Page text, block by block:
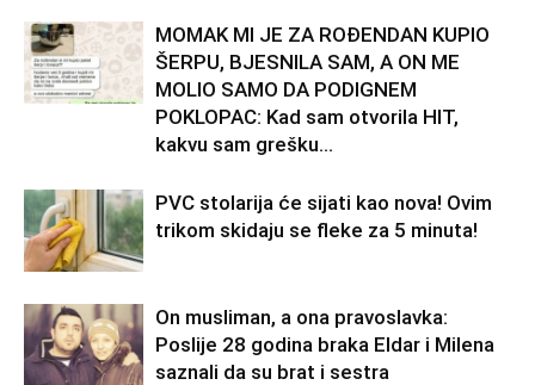
MOMAK MI JE ZA ROĐENDAN KUPIO
ŠERPU, BJESNILA SAM, A ON ME
MOLIO SAMO DA PODIGNEM
POKLOPAC: Kad sam otvorila HIT,
kakvu sam grešku...
PVC stolarija će sijati kao nova! Ovim
trikom skidaju se fleke za 5 minuta!
On musliman, a ona pravoslavka:
Poslije 28 godina braka Eldar i Milena
saznali da su brat i sestra